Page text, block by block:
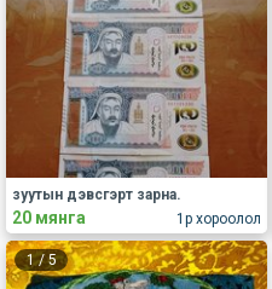
1р хороолол
зуутын дэвсгэрт зарна.
20 мянга
1/5